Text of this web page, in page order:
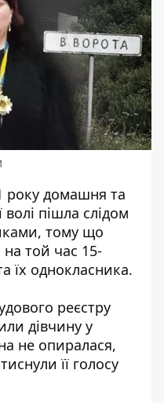
року домашня та
пішла слідом
, тому що
той час 15-
їх однокласника.
реєстру
дівчину у
не опиралася,
її голосу